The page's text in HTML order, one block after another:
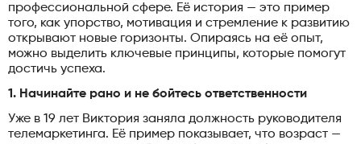
профессиональной сфере. Её история — это пример
того, как упорство, мотивация и стремление к развитию
открывают новые горизонты. Опираясь на её опыт,
можно выделить ключевые принципы, которые помогут
достичь успеха.
1. Начинайте рано и не бойтесь ответственности
Уже в 19 лет Виктория заняла должность руководителя
телемаркетинга. Её пример показывает, что возраст —